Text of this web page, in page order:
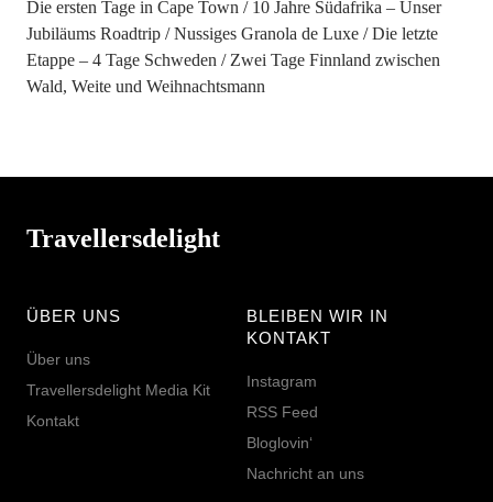
Die ersten Tage in Cape Town
10 Jahre Südafrika – Unser
Jubiläums Roadtrip
Nussiges Granola de Luxe
Die letzte
Etappe – 4 Tage Schweden
Zwei Tage Finnland zwischen
Wald, Weite und Weihnachtsmann
Travellersdelight
ÜBER UNS
Über uns
Travellersdelight Media Kit
Kontakt
BLEIBEN WIR IN
KONTAKT
Instagram
RSS Feed
Bloglovin‘
Nachricht an uns